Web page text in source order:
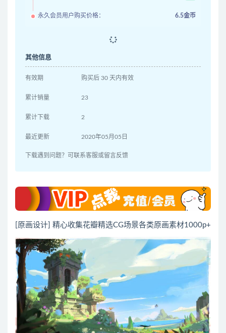
永久会员用户购买价格： 6.5金币
其他信息
有效期 购买后 30 天内有效
累计销量 23
累计下载 2
最近更新 2020年05月05日
下载遇到问题？可联系客服或留言反馈
[原画设计] 精心收集花瓣精选CG场景各类原画素材1000p+